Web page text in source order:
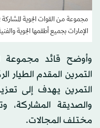
مجموعة من القوات الجوية المشاركة
الإمارات بجميع أطقمها الجوية
وأوضح قائد مجموعة
التمرين المقدم الطيار
التمرين يهدف إلى
والصديقة المشاركة،
مختلف المجالات.